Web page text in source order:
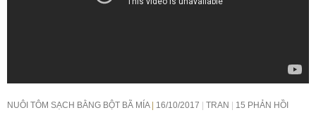
NUÔI TÔM SẠCH BẰNG BỘT BÃ MÍA 16/10/2017 TRAN 15 PHẢN HỒI